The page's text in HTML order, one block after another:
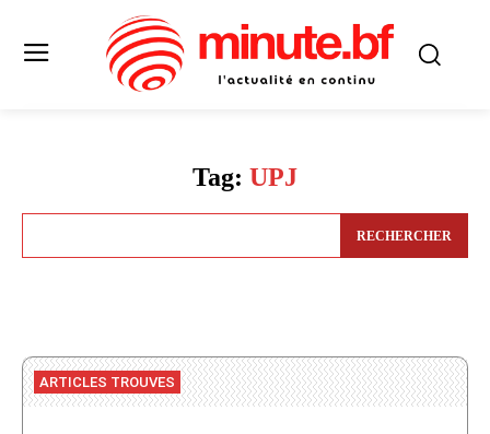
Tag: UPJ
RECHERCHER
ARTICLES TROUVES